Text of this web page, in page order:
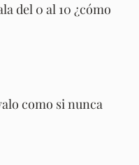
del 0 al 10 ¿cómo
como si nunca